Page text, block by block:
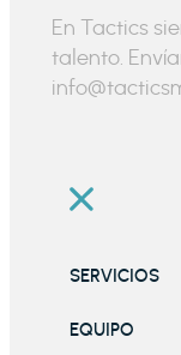
En Tactics
talento.
SERVICIOS
EQUIPO